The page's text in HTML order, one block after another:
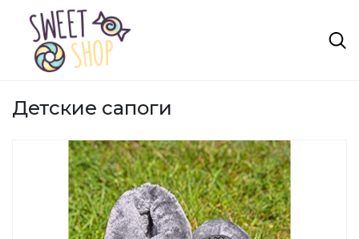
Детские сапоги